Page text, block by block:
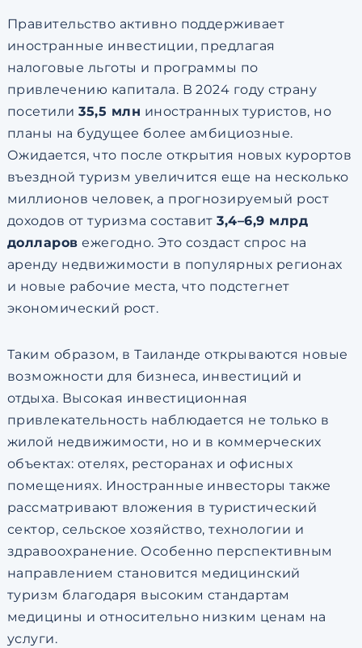
Правительство активно поддерживает
иностранные инвестиции, предлагая
налоговые льготы и программы по
привлечению капитала. В 2024 году страну
посетили35,5 млн иностранных туристов, но
планы на будущее более амбициозные.
Ожидается, что после открытия новых курортов
въездной туризм увеличится еще на несколько
миллионов человек, а прогнозируемый рост
доходов от туризма составит3,4–6,9 млрд
долларов ежегодно. Это создаст спрос на
аренду недвижимости в популярных регионах
и новые рабочие места, что подстегнет
экономический рост.
Таким образом, в Таиланде открываются новые
возможности для бизнеса, инвестиций и
отдыха. Высокая инвестиционная
привлекательность наблюдается не только в
жилой недвижимости, но и в коммерческих
объектах: отелях, ресторанах и офисных
помещениях. Иностранные инвесторы также
рассматривают вложения в туристический
сектор, сельское хозяйство, технологии и
здравоохранение. Особенно перспективным
направлением становится медицинский
туризм благодаря высоким стандартам
медицины и относительно низким ценам на
услуги.